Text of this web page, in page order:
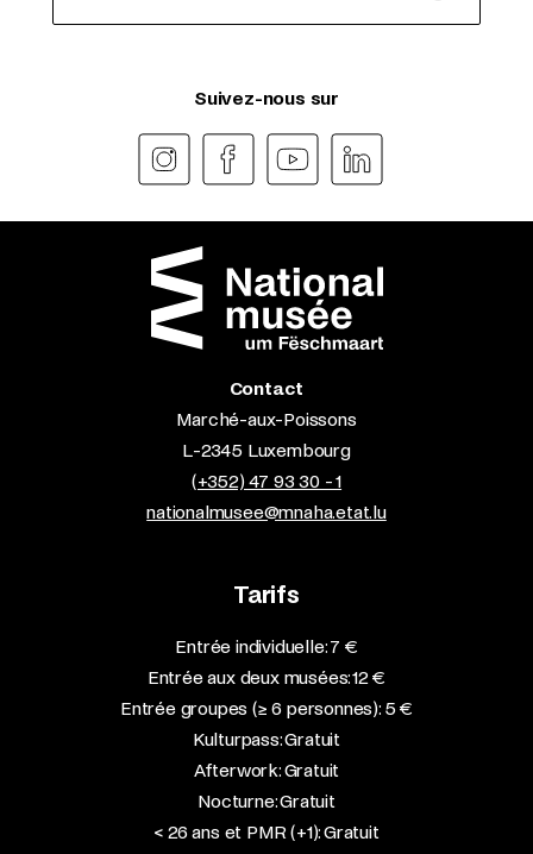
Suivez-nous sur
Contact
Marché-aux-Poissons
L-2345 Luxembourg
(+352) 47 93 30 - 1
nationalmusee@mnaha.etat.lu
Tarifs
Entrée individuelle: 7 €
Entrée aux deux musées: 12 €
Entrée groupes (≥ 6 personnes): 5 €
Kulturpass: Gratuit
Afterwork: Gratuit
Nocturne: Gratuit
< 26 ans et PMR (+1): Gratuit